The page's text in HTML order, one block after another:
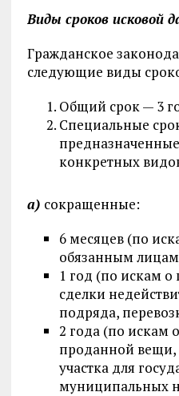
Виды сроков исковой
Гражданское
следующие виды
Общий срок — 3
Специальные
конкретных
a) сокращенные:
6 месяцев (по
обязанным
1 год (по искам
сделки
подряда,
2 года (по искам
проданной вещи,
участка для
муниципальных